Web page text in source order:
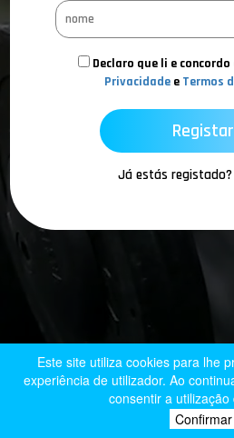
Este site utiliza cookies para lhe
experiência de utilizador. Ao
consentir a utilização
Confirmar
Declaro que li e concordo
Privacidadee Termos
Já estás registado?